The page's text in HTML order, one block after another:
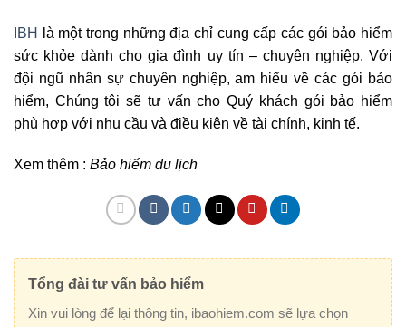
IBH
là một trong những địa chỉ cung cấp các gói bảo hiểm
sức khỏe dành cho gia đình uy tín – chuyên nghiệp. Với
đội ngũ nhân sự chuyên nghiệp, am hiểu về các gói bảo
hiểm, Chúng tôi sẽ tư vấn cho Quý khách gói bảo hiểm
phù hợp với nhu cầu và điều kiện về tài chính, kinh tế.
Xem thêm : Bảo hiểm du lịch
Tổng đài tư vấn bảo hiểm
Xin vui lòng để lại thông tin, ibaohiem.com sẽ lựa chọn